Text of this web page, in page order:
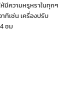
มีความหรูหราในทุกๆ
ทิเช่น เครื่องปรับ
ชม